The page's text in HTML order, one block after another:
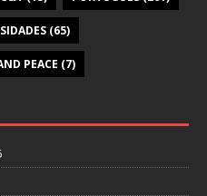
(65)
PEACE (7)